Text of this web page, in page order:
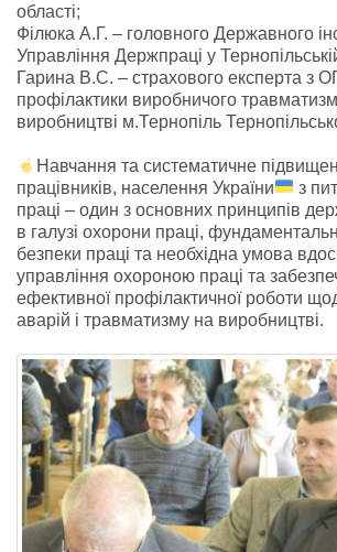
області;
Філюка А.Г. – головного Державного
Управління Держпраці у
Гарина В.С. – страхового експерта з
профілактики виробничого
виробництві м.Тернопіль
Навчання та систематичне
працівників, населення України
з
праці – один з основних принципів
в галузі охорони праці,
безпеки праці та необхідна умова
управління охороною праці та
ефективної профілактичної роботи
аварій і травматизму на виробництві.